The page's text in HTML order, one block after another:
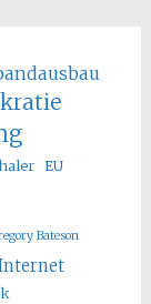
EU
Bateson